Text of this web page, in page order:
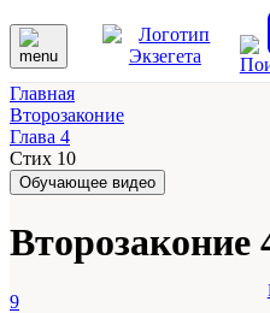
Главная
Второзаконие
Глава 4
Стих 10
Обучающее видео
Второзаконие
9